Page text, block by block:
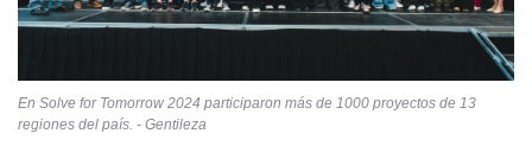
En Solve for Tomorrow 2024 participaron más de 1000 proyectos de 13
regiones del país. - Gentileza